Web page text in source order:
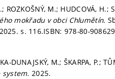
ROZKOŠNÝ, M.; HUDCOVÁ, H.;
mokřadu v obci Chlumětín.
s. 116.ISBN: 978-80-
DUNAJSKÝ, M.; ŠKARPA, P.;
2025.